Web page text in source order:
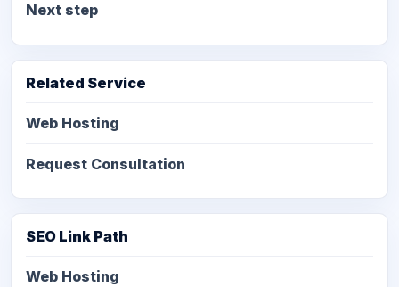
Next step
Related Service
Web Hosting
Request Consultation
SEO Link Path
Web Hosting